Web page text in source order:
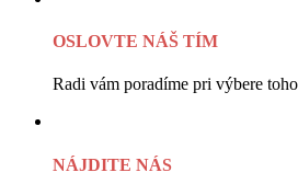
OSLOVTE NÁŠ TÍM
Radi vám poradíme pri výbere
NÁJDITE NÁS